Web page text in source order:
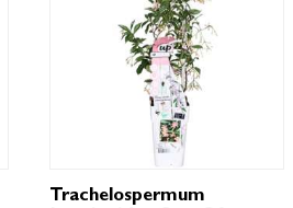
Trachelospermum